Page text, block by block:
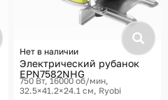
Нет в наличии
Электрический рубанок
EPN7582NHG
750 Вт, 16000 об/мин,
32.5×41.2×24.1 см Ryobi